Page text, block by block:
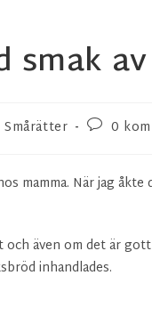
smak
Smårätter 0
mamma. När jag
även om det är
inhandlades.